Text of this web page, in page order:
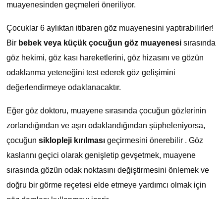
muayenesinden geçmeleri öneriliyor.
Çocuklar 6 aylıktan itibaren göz muayenesini yaptırabilirler!
Bir bebek veya küçük çocuğun göz muayenesisırasında
göz hekimi, göz kası hareketlerini, göz hizasını ve gözün
odaklanma yeteneğini test ederek göz gelişimini
değerlendirmeye odaklanacaktır.
Eğer göz doktoru, muayene sırasında çocuğun gözlerinin
zorlandığından ve aşırı odaklandığından şüpheleniyorsa,
çocuğun siklopleji kırılmasıgeçirmesini önerebilir . Göz
kaslarını geçici olarak genişletip gevşetmek, muayene
sırasında gözün odak noktasını değiştirmesini önlemek ve
doğru bir görme reçetesi elde etmeye yardımcı olmak için